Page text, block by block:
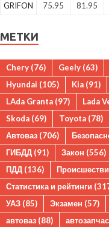
GRIFON
75.95 81.95
МЕТКИ
Chery (76) Geely (63)
Hyundai (105) Kia (91)
LAda Granta (97) Lada
Skoda (69) Toyota (78)
Автоваз (706)
ГИБДД (91) Закон (556)
ПДД (136)
Статистика и рейтинги
УАЗ (85) Экзамен (57)
автоваз (88)